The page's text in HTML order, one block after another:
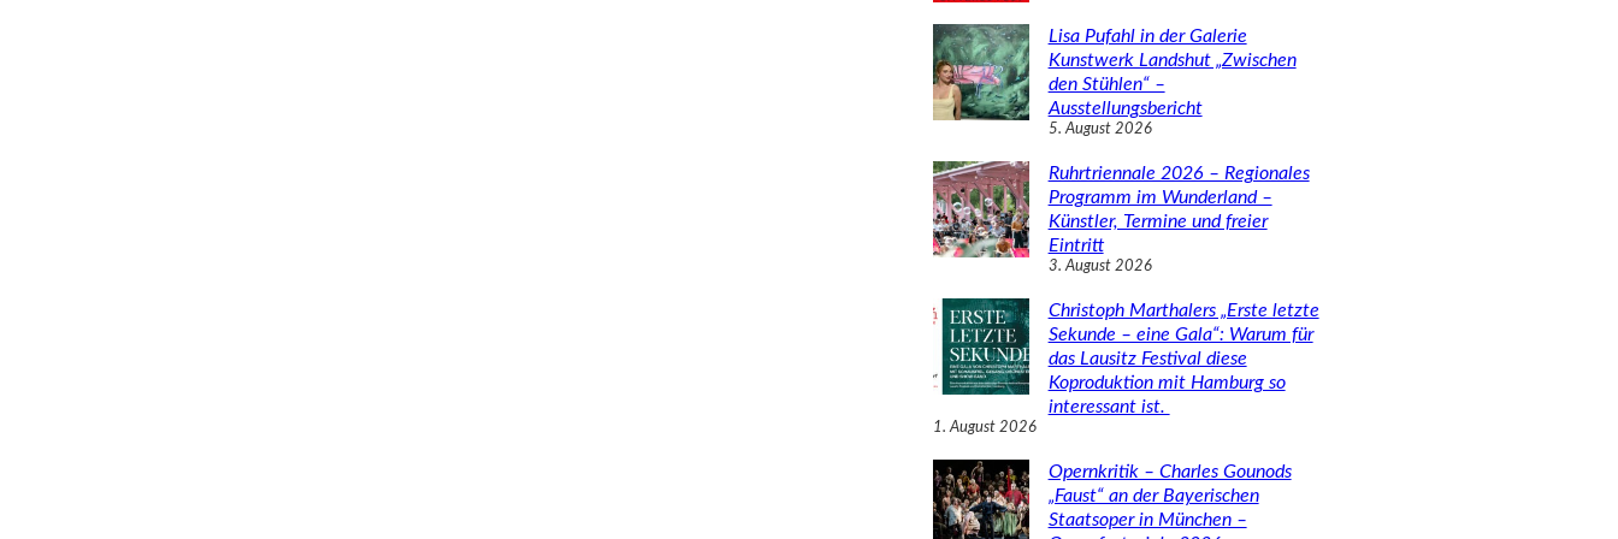
Lisa Pufahl in der Galerie
Kunstwerk Landshut „Zwischen
den Stühlen“ –
Ausstellungsbericht
5. August 2026
Ruhrtriennale 2026 – Regionales
Programm im Wunderland –
Künstler, Termine und freier
Eintritt
3. August 2026
Christoph Marthalers „Erste letzte
Sekunde – eine Gala“: Warum für
das Lausitz Festival diese
Koproduktion mit Hamburg so
interessant ist.
1. August 2026
Opernkritik – Charles Gounods
„Faust“ an der Bayerischen
Staatsoper in München –